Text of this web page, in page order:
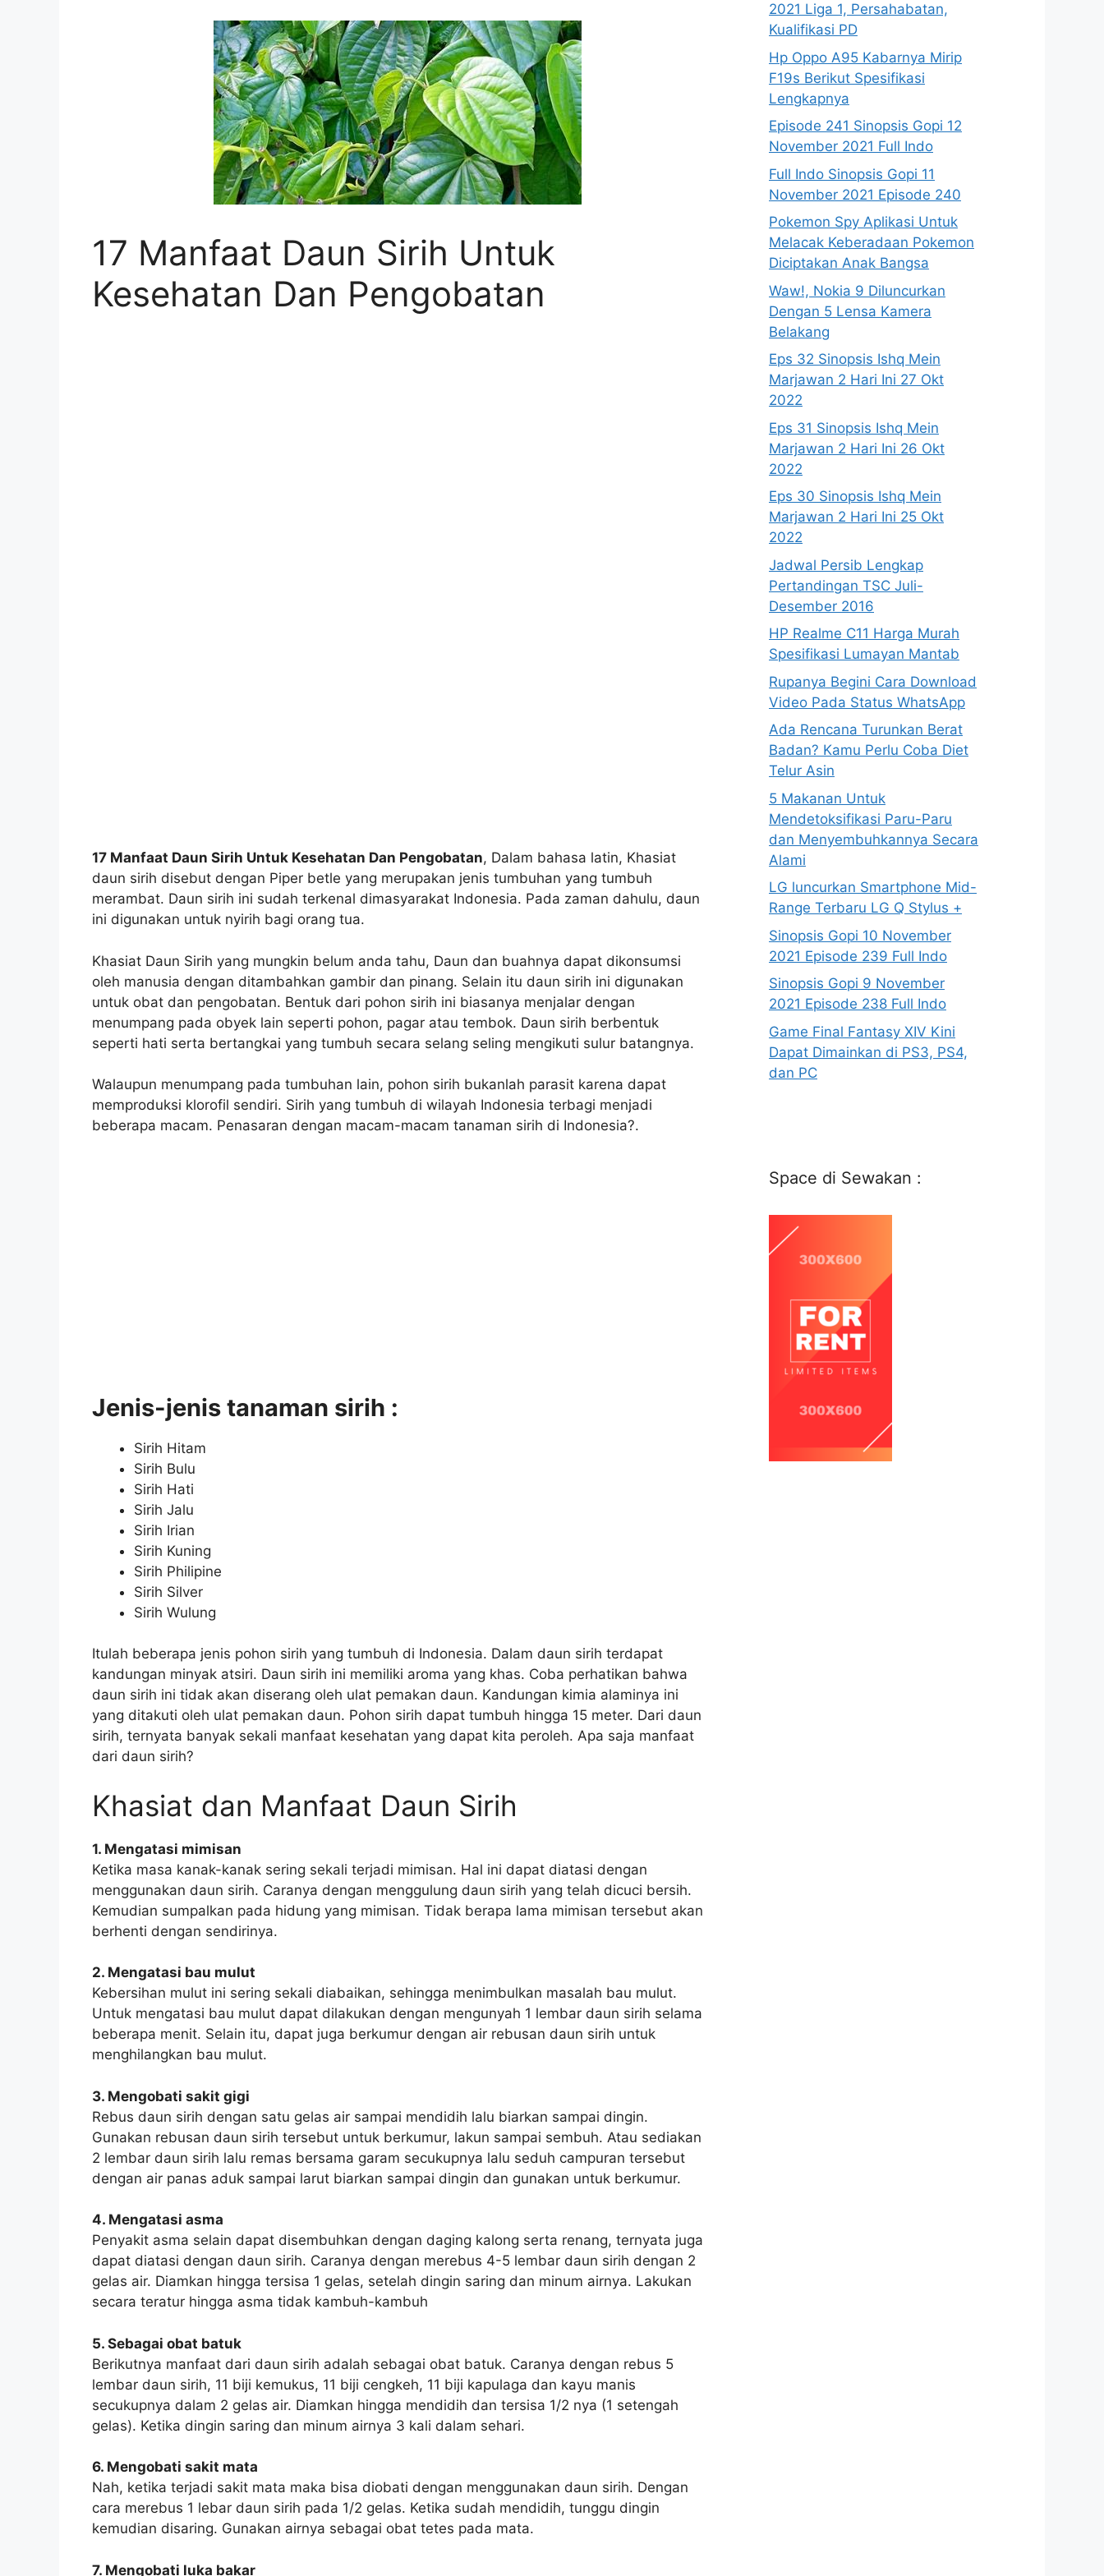
17 Manfaat Daun Sirih Untuk
Kesehatan Dan Pengobatan
17 Manfaat Daun Sirih Untuk Kesehatan Dan Pengobatan, Dalam bahasa latin, Khasiat
daun sirih disebut dengan Piper betle yang merupakan jenis tumbuhan yang tumbuh
merambat. Daun sirih ini sudah terkenal dimasyarakat Indonesia. Pada zaman dahulu, daun
ini digunakan untuk nyirih bagi orang tua.
Khasiat Daun Sirih yang mungkin belum anda tahu, Daun dan buahnya dapat dikonsumsi
oleh manusia dengan ditambahkan gambir dan pinang. Selain itu daun sirih ini digunakan
untuk obat dan pengobatan. Bentuk dari pohon sirih ini biasanya menjalar dengan
menumpang pada obyek lain seperti pohon, pagar atau tembok. Daun sirih berbentuk
seperti hati serta bertangkai yang tumbuh secara selang seling mengikuti sulur batangnya.
Walaupun menumpang pada tumbuhan lain, pohon sirih bukanlah parasit karena dapat
memproduksi klorofil sendiri. Sirih yang tumbuh di wilayah Indonesia terbagi menjadi
beberapa macam. Penasaran dengan macam-macam tanaman sirih di Indonesia?.
Jenis-jenis tanaman sirih :
Sirih Hitam
Sirih Bulu
Sirih Hati
Sirih Jalu
Sirih Irian
Sirih Kuning
Sirih Philipine
Sirih Silver
Sirih Wulung
Itulah beberapa jenis pohon sirih yang tumbuh di Indonesia. Dalam daun sirih terdapat
kandungan minyak atsiri. Daun sirih ini memiliki aroma yang khas. Coba perhatikan bahwa
daun sirih ini tidak akan diserang oleh ulat pemakan daun. Kandungan kimia alaminya ini
yang ditakuti oleh ulat pemakan daun. Pohon sirih dapat tumbuh hingga 15 meter. Dari daun
sirih, ternyata banyak sekali manfaat kesehatan yang dapat kita peroleh. Apa saja manfaat
dari daun sirih?
Khasiat dan Manfaat Daun Sirih
1. Mengatasi mimisan
Ketika masa kanak-kanak sering sekali terjadi mimisan. Hal ini dapat diatasi dengan
menggunakan daun sirih. Caranya dengan menggulung daun sirih yang telah dicuci bersih.
Kemudian sumpalkan pada hidung yang mimisan. Tidak berapa lama mimisan tersebut akan
berhenti dengan sendirinya.
2. Mengatasi bau mulut
Kebersihan mulut ini sering sekali diabaikan, sehingga menimbulkan masalah bau mulut.
Untuk mengatasi bau mulut dapat dilakukan dengan mengunyah 1 lembar daun sirih selama
beberapa menit. Selain itu, dapat juga berkumur dengan air rebusan daun sirih untuk
menghilangkan bau mulut.
3. Mengobati sakit gigi
Rebus daun sirih dengan satu gelas air sampai mendidih lalu biarkan sampai dingin.
Gunakan rebusan daun sirih tersebut untuk berkumur, lakun sampai sembuh. Atau sediakan
2 lembar daun sirih lalu remas bersama garam secukupnya lalu seduh campuran tersebut
dengan air panas aduk sampai larut biarkan sampai dingin dan gunakan untuk berkumur.
4. Mengatasi asma
Penyakit asma selain dapat disembuhkan dengan daging kalong serta renang, ternyata juga
dapat diatasi dengan daun sirih. Caranya dengan merebus 4-5 lembar daun sirih dengan 2
gelas air. Diamkan hingga tersisa 1 gelas, setelah dingin saring dan minum airnya. Lakukan
secara teratur hingga asma tidak kambuh-kambuh
5. Sebagai obat batuk
Berikutnya manfaat dari daun sirih adalah sebagai obat batuk. Caranya dengan rebus 5
lembar daun sirih, 11 biji kemukus, 11 biji cengkeh, 11 biji kapulaga dan kayu manis
secukupnya dalam 2 gelas air. Diamkan hingga mendidih dan tersisa 1/2 nya (1 setengah
gelas). Ketika dingin saring dan minum airnya 3 kali dalam sehari.
6. Mengobati sakit mata
Nah, ketika terjadi sakit mata maka bisa diobati dengan menggunakan daun sirih. Dengan
cara merebus 1 lebar daun sirih pada 1/2 gelas. Ketika sudah mendidih, tunggu dingin
kemudian disaring. Gunakan airnya sebagai obat tetes pada mata.
7. Mengobati luka bakar
2021 Liga 1, Persahabatan,
Kualifikasi PD
Hp Oppo A95 Kabarnya Mirip
F19s Berikut Spesifikasi
Lengkapnya
Episode 241 Sinopsis Gopi 12
November 2021 Full Indo
Full Indo Sinopsis Gopi 11
November 2021 Episode 240
Pokemon Spy Aplikasi Untuk
Melacak Keberadaan Pokemon
Diciptakan Anak Bangsa
Waw!, Nokia 9 Diluncurkan
Dengan 5 Lensa Kamera
Belakang
Eps 32 Sinopsis Ishq Mein
Marjawan 2 Hari Ini 27 Okt
2022
Eps 31 Sinopsis Ishq Mein
Marjawan 2 Hari Ini 26 Okt
2022
Eps 30 Sinopsis Ishq Mein
Marjawan 2 Hari Ini 25 Okt
2022
Jadwal Persib Lengkap
Pertandingan TSC Juli-
Desember 2016
HP Realme C11 Harga Murah
Spesifikasi Lumayan Mantab
Rupanya Begini Cara Download
Video Pada Status WhatsApp
Ada Rencana Turunkan Berat
Badan? Kamu Perlu Coba Diet
Telur Asin
5 Makanan Untuk
Mendetoksifikasi Paru-Paru
dan Menyembuhkannya Secara
Alami
LG luncurkan Smartphone Mid-
Range Terbaru LG Q Stylus +
Sinopsis Gopi 10 November
2021 Episode 239 Full Indo
Sinopsis Gopi 9 November
2021 Episode 238 Full Indo
Game Final Fantasy XIV Kini
Dapat Dimainkan di PS3, PS4,
dan PC
Space di Sewakan :